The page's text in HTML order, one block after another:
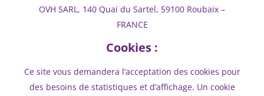
OVH SARL, 140 Quai du Sartel, 59100 Roubaix –
FRANCE
Cookies :
Ce site vous demandera l’acceptation des cookies pour
des besoins de statistiques et d’affichage. Un cookie